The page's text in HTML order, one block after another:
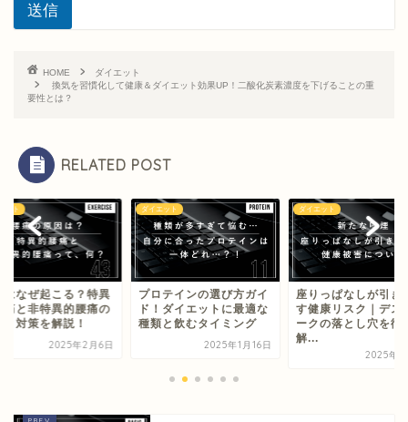
送信
HOME
ダイエット
換気を習慣化して健康＆ダイエット効果UP！二酸化炭素濃度を下げることの重
要性とは？
RELATED POST
ット
はなぜ起こる？特異
痛と非特異的腰痛の
と対策を解説！
2025年2月6日
ダイエット
プロテインの選び方ガイ
ド！ダイエットに最適な
種類と飲むタイミング
2025年1月16日
ダイエット
座りっぱなしが引き
す健康リスク｜デス
ークの落とし穴を徹
解...
2025年2